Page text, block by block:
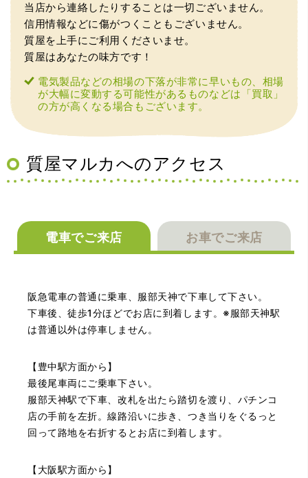
管に関する知識も教えて頂けました。戻ってきた際には教
（大阪府池田市）丁寧に説明して頂き思っていたよりの金
額でした。一旦持ち帰りましたが、良い金額だったので買
取して頂きました。又、機会あれば是非利用したいです。
当店から連絡したりすることは一切ございません。
信用情報などに傷がつくこともございません。
質屋を上手にご利用くださいませ。
質屋はあなたの味方です！
電気製品などの相場の下落が非常に早いもの、相場
が大幅に変動する可能性があるものなどは「買取」
の方が高くなる場合もございます。
質屋マルカへのアクセス
電車でご来店 お車でご来店
阪急電車の普通に乗車、服部天神で下車して下さい。
下車後、徒歩1分ほどでお店に到着します。※服部天神駅
は普通以外は停車しません。
【豊中駅方面から】
最後尾車両にご乗車下さい。
服部天神駅で下車、改札を出たら踏切を渡り、パチンコ
店の手前を左折。線路沿いに歩き、つき当りをぐるっと
回って路地を右折するとお店に到着します。
【大阪駅方面から】